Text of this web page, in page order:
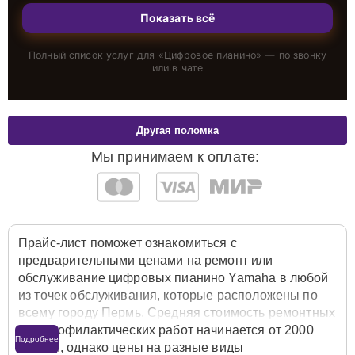
Показать всё
Полный список услуг для «Цифровое пианино» — по звонку
или в чате
Мы принимаем к оплате:
Другая поломка
Прайс-лист поможет ознакомиться с
предварительными ценами на ремонт или
обслуживание цифровых пианино Yamaha в любой
из точек обслуживания, которые расположены по
всему городу Пермь. Средняя стоимость ремонтных
или профилактических работ начинается от 2000
рублей, однако цены на разные виды
Подробнее